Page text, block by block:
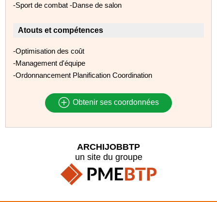
-Sport de combat -Danse de salon
Atouts et compétences
-Optimisation des coût
-Management d'équipe
-Ordonnancement Planification Coordination
Obtenir ses coordonnées
ARCHIJOBBTP
un site du groupe